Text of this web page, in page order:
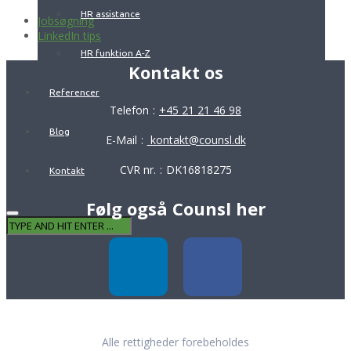
HR assistance
HR funktion A-Z
Referencer
Blog
Kontakt
Jobsøgning
LinkedIn tips
Kontakt os
Telefon : +45 21 21 46 98
E-Mail : kontakt@counsl.dk
CVR nr. : DK16818275
Følg også Counsl her
Alle rettigheder forebeholdes